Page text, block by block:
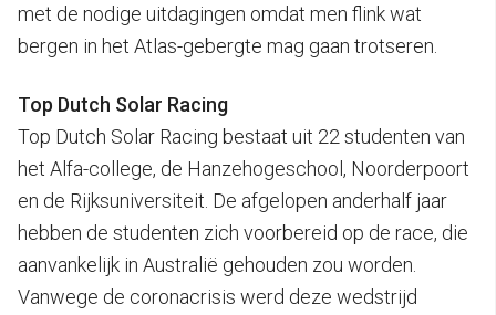
met de nodige uitdagingen omdat men flink wat
bergen in het Atlas-gebergte mag gaan trotseren.
Top Dutch Solar Racing
Top Dutch Solar Racing bestaat uit 22 studenten van
het Alfa-college, de Hanzehogeschool, Noorderpoort
en de Rijksuniversiteit. De afgelopen anderhalf jaar
hebben de studenten zich voorbereid op de race, die
aanvankelijk in Australië gehouden zou worden.
Vanwege de coronacrisis werd deze wedstrijd